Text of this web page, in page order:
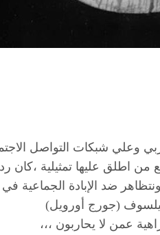
وعلي شبكات التواصل
اطلق عليها تمثيلية ،كان
ضد الإبادة الجماعية
(جورج أورويل)
عمن لا يحاربون ،،،